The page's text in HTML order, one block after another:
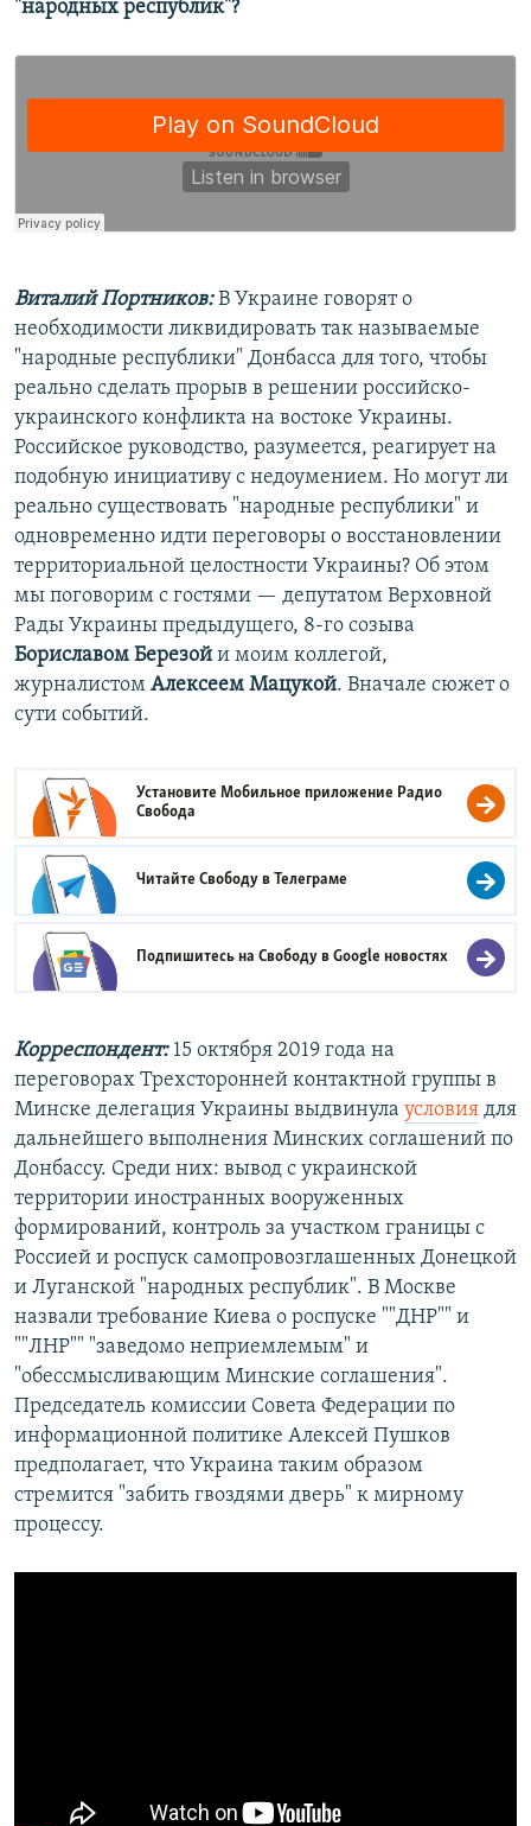
Все сайты РСЕ/РС
"народных республик"?
Виталий Портников:В Украине говорят о
необходимости ликвидировать так называемые
"народные республики" Донбасса для того, чтобы
реально сделать прорыв в решении российско-
украинского конфликта на востоке Украины.
Российское руководство, разумеется, реагирует на
подобную инициативу с недоумением. Но могут ли
реально существовать "народные республики" и
одновременно идти переговоры о восстановлении
территориальной целостности Украины? Об этом
мы поговорим с гостями — депутатом Верховной
Рады Украины предыдущего, 8-го созыва
Бориславом Березой и моим коллегой,
журналистом Алексеем Мацукой. Вначале сюжет о
сути событий.
Установите Мобильное приложение Радио
Свобода
Читайте Свободу вТелеграме
Подпишитесь на Свободу вGoogle новостях
Корреспондент: 15 октября 2019 года на
переговорах Трехсторонней контактной группы в
Минске делегация Украины выдвинула условия для
дальнейшего выполнения Минских соглашений по
Донбассу. Среди них: вывод с украинской
территории иностранных вооруженных
формирований, контроль за участком границы с
Россией и роспуск самопровозглашенных Донецкой
и Луганской "народных республик". В Москве
назвали требование Киева о роспуске ""ДНР"" и
""ЛНР"" "заведомо неприемлемым" и
"обессмысливающим Минские соглашения".
Председатель комиссии Совета Федерации по
информационной политике Алексей Пушков
предполагает, что Украина таким образом
стремится "забить гвоздями дверь" к мирному
процессу.